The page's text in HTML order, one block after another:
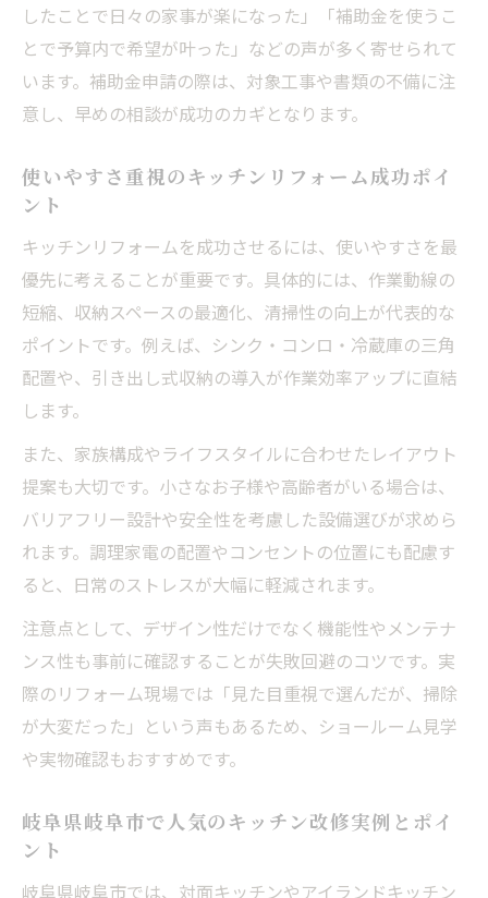
したことで日々の家事が楽になった」「補助金を使うこ
とで予算内で希望が叶った」などの声が多く寄せられて
います。補助金申請の際は、対象工事や書類の不備に注
意し、早めの相談が成功のカギとなります。
使いやすさ重視のキッチンリフォーム成功ポイ
ント
キッチンリフォームを成功させるには、使いやすさを最
優先に考えることが重要です。具体的には、作業動線の
短縮、収納スペースの最適化、清掃性の向上が代表的な
ポイントです。例えば、シンク・コンロ・冷蔵庫の三角
配置や、引き出し式収納の導入が作業効率アップに直結
します。
また、家族構成やライフスタイルに合わせたレイアウト
提案も大切です。小さなお子様や高齢者がいる場合は、
バリアフリー設計や安全性を考慮した設備選びが求めら
れます。調理家電の配置やコンセントの位置にも配慮す
ると、日常のストレスが大幅に軽減されます。
注意点として、デザイン性だけでなく機能性やメンテナ
ンス性も事前に確認することが失敗回避のコツです。実
際のリフォーム現場では「見た目重視で選んだが、掃除
が大変だった」という声もあるため、ショールーム見学
や実物確認もおすすめです。
岐阜県岐阜市で人気のキッチン改修実例とポイ
ント
岐阜県岐阜市では、対面キッチンやアイランドキッチン